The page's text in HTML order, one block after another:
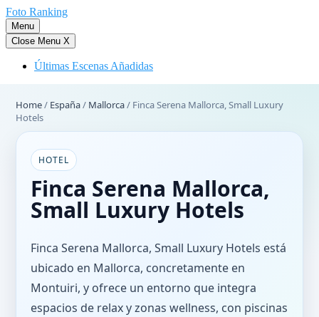
Saltar
al
contenido
Foto Ranking
Menu
Close Menu X
Últimas Escenas Añadidas
Home/ España/ Mallorca/ Finca Serena Mallorca, Small Luxury
Hotels
HOTEL
Finca Serena Mallorca,
Small Luxury Hotels
Finca Serena Mallorca, Small Luxury Hotels está
ubicado en Mallorca, concretamente en
Montuiri, y ofrece un entorno que integra
espacios de relax y zonas wellness, con piscinas